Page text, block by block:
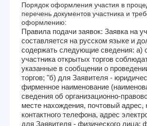
Порядок оформления участия в
перечень документов участника и
оформлению:
Правила подачи заявок: Заявка на
составляется на русском языке и
содержать следующие сведения: а)
участника открытых торгов
указанные в сообщении о
торгов; "б) для Заявителя -
фирменное наименование
сведения об организационно-
месте нахождения, почтовый адрес,
контактного телефона, адрес
для Заявителя - физического лица: